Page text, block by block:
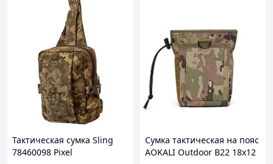
Тактическая сумка Sling
78460098 Pixel
Сумка тактическая на пояс
AOKALI Outdoor B22 18х12